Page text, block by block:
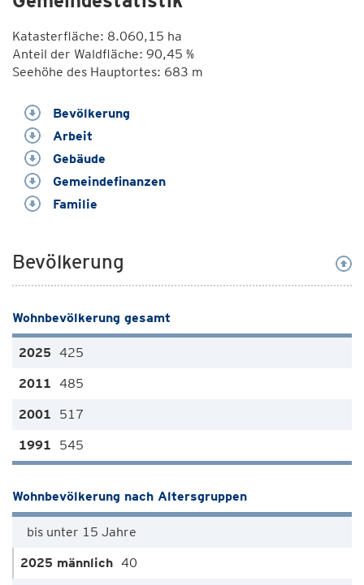
Katasterfläche: 8.060,15 ha
Anteil der Waldfläche: 90,45 %
Seehöhe des Hauptortes: 683 m
Bevölkerung
Arbeit
Gebäude
Gemeindefinanzen
Familie
Bevölkerung
Wohnbevölkerung gesamt
425
485
517
545
Wohnbevölkerung nach Altersgruppen
bis unter 15 Jahre
40